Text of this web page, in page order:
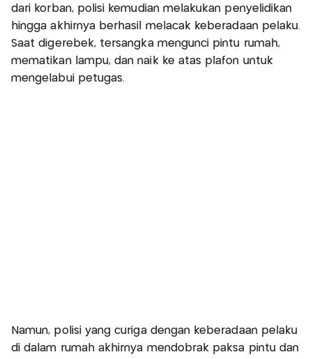
dari korban, polisi kemudian melakukan penyelidikan
hingga akhirnya berhasil melacak keberadaan pelaku.
Saat digerebek, tersangka mengunci pintu rumah,
mematikan lampu, dan naik ke atas plafon untuk
mengelabui petugas.
Namun, polisi yang curiga dengan keberadaan pelaku
di dalam rumah akhirnya mendobrak paksa pintu dan